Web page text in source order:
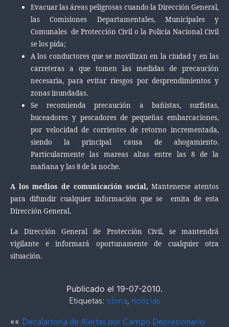
Evacuar las áreas peligrosas cuando la Dirección General,
las Comisiones Departamentales, Municipales y
Comunales de Protección Civil o la Policía Nacional Civil
se los pida;
A los conductores que se movilizan en la ciudad y en las
carreteras a que tomen las medidas de precaución
necesaria, para evitar riesgos por desprendimientos y
zonas inundadas.
Se recomienda precaución a bañistas, surfistas,
buceadores y pescadores de pequeñas embarcaciones,
por velocidad de corrientes de retorno incrementada,
siendo la principal causa de ahogamiento.
Particularmente las mareas altas entre las 8 de la
mañana y las 8 de la noche.
A los medios de comunicación social,Mantenerse atentos
para difundir cualquier información que se emita de esta
Dirección General.
La Dirección General de Protección Civil, se mantendrá
vigilante e informará oportunamente de cualquier otra
situación.
Publicado el 19-07-2010.
Etiquetas: clima, noticias
«« Decalartoria de Alertas por Campo Depresionario